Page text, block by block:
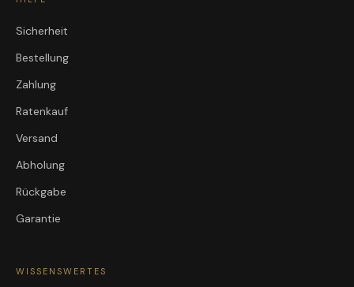
Sicherheit
Bestellung
Zahlung
Ratenkauf
Versand
Abholung
Rückgabe
Garantie
WISSENSWERTES